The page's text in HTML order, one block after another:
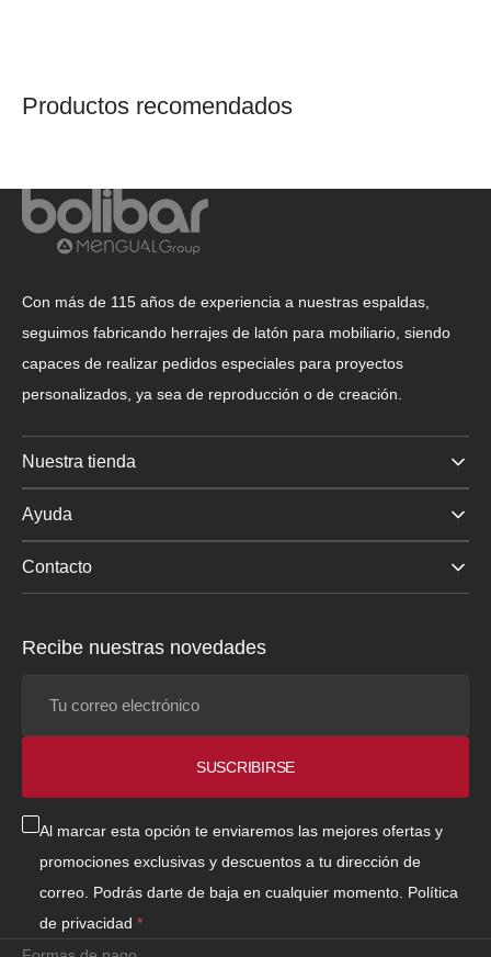
Productos recomendados
Con más de 115 años de experiencia a nuestras espaldas,
seguimos fabricando herrajes de latón para mobiliario, siendo
capaces de realizar pedidos especiales para proyectos
personalizados, ya sea de reproducción o de creación.
Nuestra tienda
Ayuda
Contacto
Recibe nuestras novedades
SUSCRIBIRSE
Al marcar esta opción te enviaremos las mejores ofertas y
promociones exclusivas y descuentos a tu dirección de
correo. Podrás darte de baja en cualquier momento. Política
de privacidad